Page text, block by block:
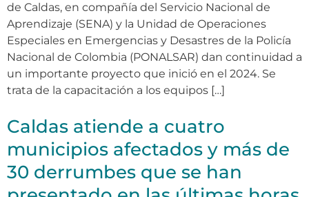
de Caldas, en compañía del Servicio Nacional de
Aprendizaje (SENA) y la Unidad de Operaciones
Especiales en Emergencias y Desastres de la Policía
Nacional de Colombia (PONALSAR) dan continuidad a
un importante proyecto que inició en el 2024. Se
trata de la capacitación a los equipos […]
Caldas atiende a cuatro
municipios afectados y más de
30 derrumbes que se han